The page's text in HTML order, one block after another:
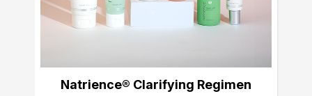
Natrience® Clarifying Regimen